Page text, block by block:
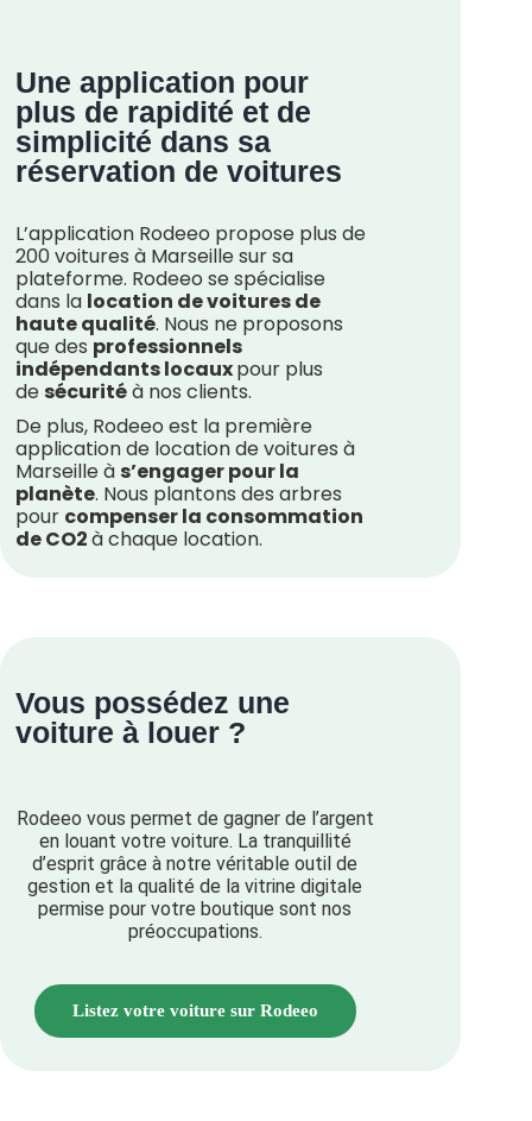
Une application pour
plus de rapidité et de
simplicité dans sa
réservation de voitures
L’application Rodeeo propose plus de
200 voitures à Marseille sur sa
plateforme. Rodeeo se spécialise
dans la location de voitures de
haute qualité. Nous ne proposons
que des professionnels
indépendants locauxpour plus
de sécuritéà nos clients.
De plus, Rodeeo est la première
application de location de voitures à
Marseille à s’engager pour la
planète. Nous plantons des arbres
pour compenser la consommation
de CO2à chaque location.
Vous possédez une
voiture à louer ?
Rodeeo vous permet de gagner de l’argent
en louant votre voiture. La tranquillité
d’esprit grâce à notre véritable outil de
gestion et la qualité de la vitrine digitale
permise pour votre boutique sont nos
préoccupations.
Listez votre voiture sur Rodeeo